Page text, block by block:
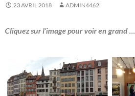
23 AVRIL 2018 ADMIN4462
Cliquez sur l’image pour voir en grand …